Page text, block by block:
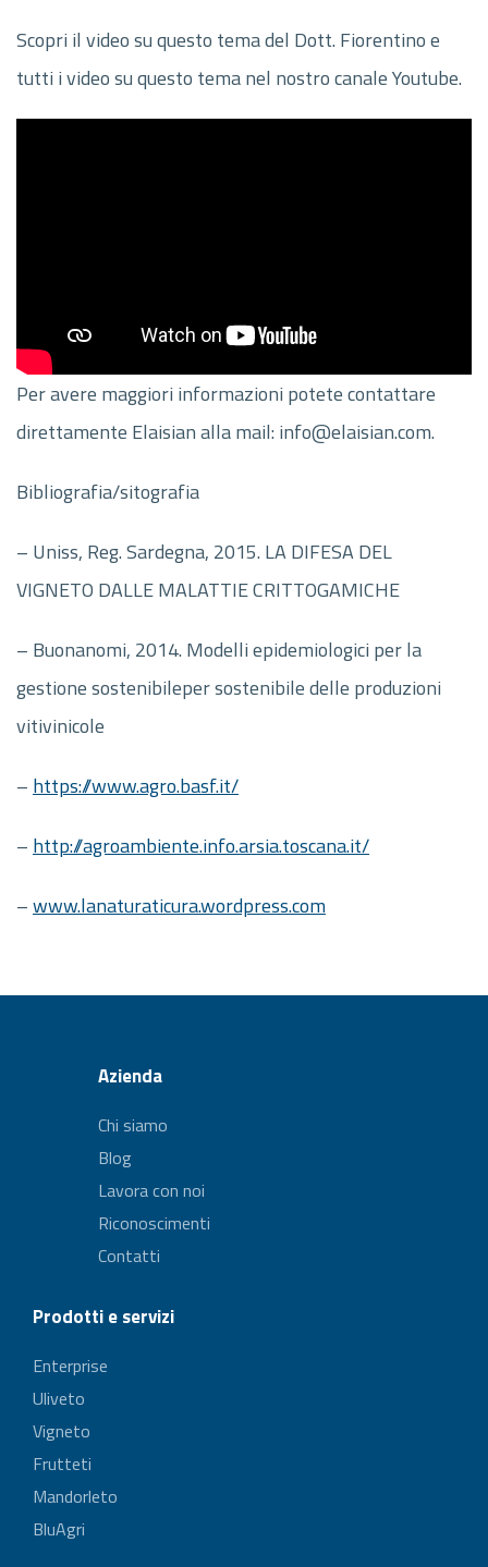
Scopri il video su questo tema del Dott. Fiorentino e
tutti i video su questo tema nel nostro canale Youtube.
Per avere maggiori informazioni potete contattare
direttamente Elaisian alla mail: info@elaisian.com.
Bibliografia/sitografia
– Uniss, Reg. Sardegna, 2015. LA DIFESA DEL
VIGNETO DALLE MALATTIE CRITTOGAMICHE
– Buonanomi, 2014. Modelli epidemiologici per la
gestione sostenibileper sostenibile delle produzioni
vitivinicole
– https://www.agro.basf.it/
– http://agroambiente.info.arsia.toscana.it/
–www.lanaturaticura.wordpress.com
Azienda
Chi siamo
Blog
Lavora con noi
Riconoscimenti
Contatti
Prodotti e servizi
Enterprise
Uliveto
Vigneto
Frutteti
Mandorleto
BluAgri